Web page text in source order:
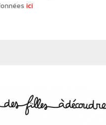
ici